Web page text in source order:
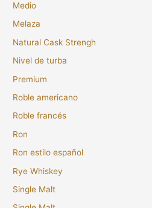
Medio
Melaza
Natural Cask Strengh
Nivel de turba
Premium
Roble americano
Roble francés
Ron
Ron estilo español
Rye Whiskey
Single Malt